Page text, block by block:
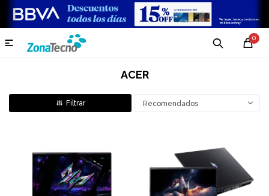
0

ACER
Recomendados